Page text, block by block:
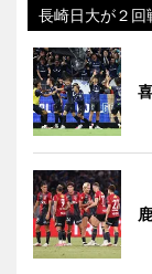
長崎日大が２